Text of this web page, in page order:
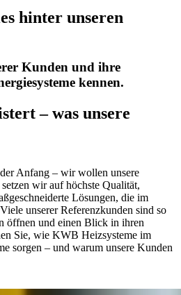
hinter unseren
Kunden und ihre
kennen.
– was unsere
Anfang – wir wollen unsere
wir auf höchste Qualität,
Lösungen, die im
unserer Referenzkunden sind so
öffnen und einen Blick in ihren
Sie, wie KWB Heizsysteme im
sorgen – und warum unsere Kunden